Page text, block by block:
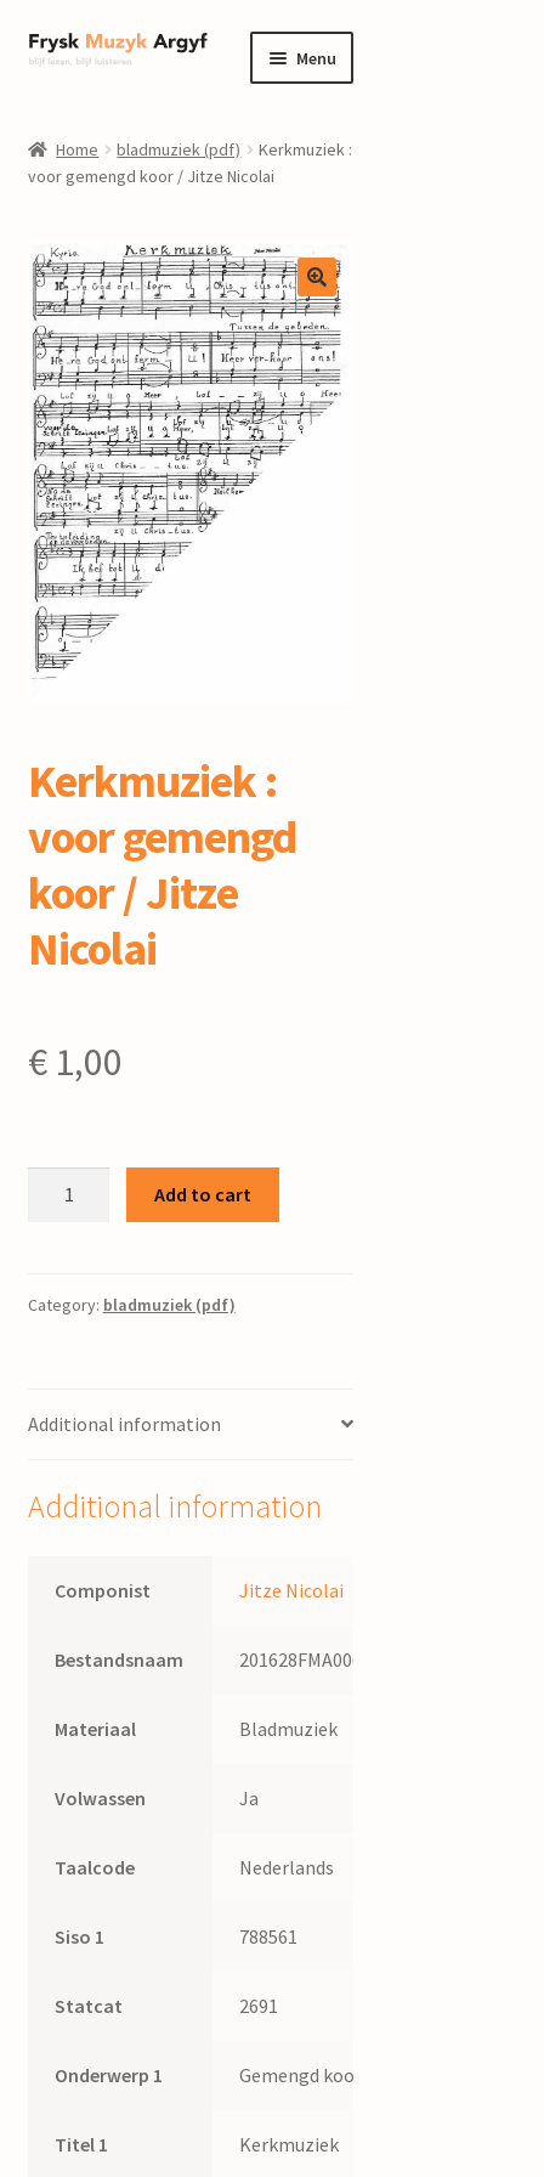
Ga
door
navigatie
Ga
naar
inhoud
Menu
informatie
winkel
uitvouwen
Componisten
nieuws
events
contact
mijn account
Home bladmuziek (pdf)
Kerkmuziek :
voor gemengd koor / Jitze Nicolai
Kerkmuziek :
voor gemengd
koor / Jitze
Nicolai
€1,00
koor
quantity
Add to cart
Category: bladmuziek (pdf)
Additional information
Additional information
Componist Jitze Nicolai
Bestandsnaam 201628FMA006
Materiaal Bladmuziek
Volwassen Ja
Taalcode Nederlands
Siso 1 788561
Statcat 2691
Onderwerp 1 Gemengd koor
Titel 1 Kerkmuziek